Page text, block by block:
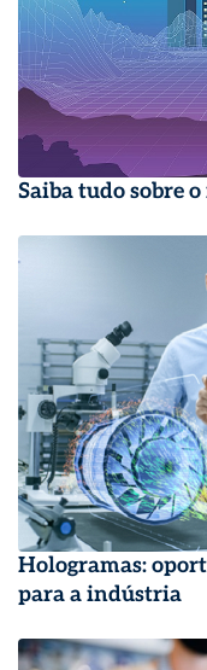
Saiba tudo sobre
Hologramas:
para a indústria